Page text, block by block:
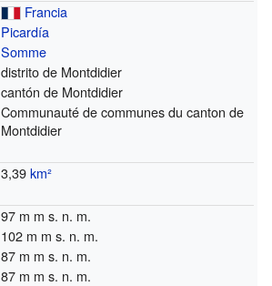
Francia
Picardía
Somme
distrito de Montdidier
cantón de Montdidier
Communauté de communes du canton de
Montdidier
3,39km²
97 m m s. n. m.
102 m m s. n. m.
87 m m s. n. m.
87 m m s. n. m.